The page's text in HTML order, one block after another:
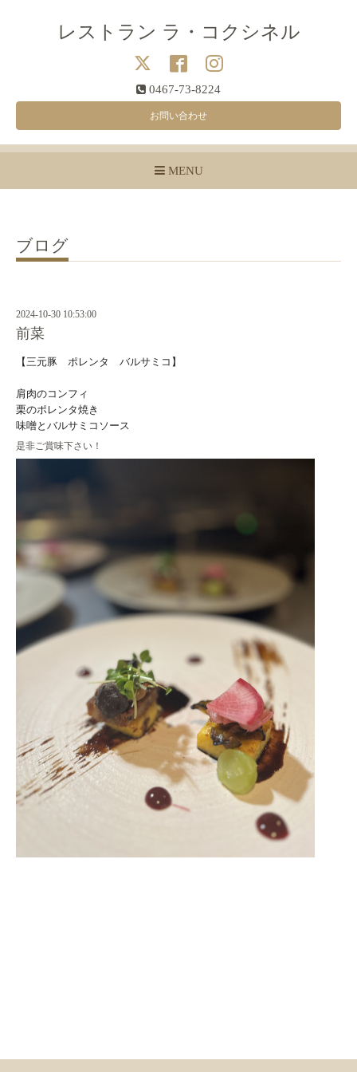
レストラン ラ・コクシネル
0467-73-8224
お問い合わせ
MENU
ブログ
2024-10-30 10:53:00
前菜
【三元豚 ポレンタ バルサミコ】
肩肉のコンフィ
栗のポレンタ焼き
味噌とバルサミコソース
是非ご賞味下さい！